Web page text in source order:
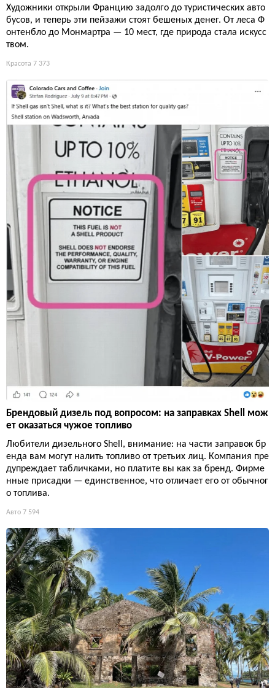
Художники открыли Францию задолго до туристических авто
бусов, и теперь эти пейзажи стоят бешеных денег. От леса Ф
онтенбло до Монмартра — 10 мест, где природа стала искусс
твом.
Красота 7 373
Брендовый дизель под вопросом: на заправках Shell мож
ет оказаться чужое топливо
Любители дизельного Shell, внимание: на части заправок бр
енда вам могут налить топливо от третьих лиц. Компания пре
дупреждает табличками, но платите вы как за бренд. Фирме
нные присадки — единственное, что отличает его от обычног
о топлива.
Авто 7 594